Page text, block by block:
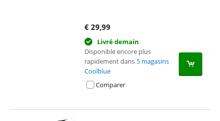
€ 29,99
Livré demain
Disponible encore plus
rapidement dans 5 magasins
Coolblue
Comparer